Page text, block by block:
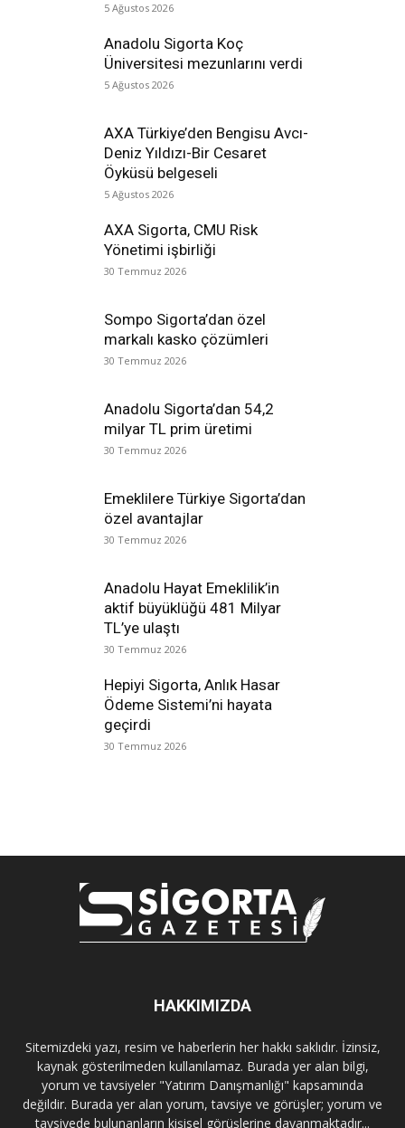
5 Ağustos 2026
Anadolu Sigorta Koç
Üniversitesi mezunlarını verdi
5 Ağustos 2026
AXA Türkiye’den Bengisu Avcı-
Deniz Yıldızı-Bir Cesaret
Öyküsü belgeseli
5 Ağustos 2026
AXA Sigorta, CMU Risk
Yönetimi işbirliği
30 Temmuz 2026
Sompo Sigorta’dan özel
markalı kasko çözümleri
30 Temmuz 2026
Anadolu Sigorta’dan 54,2
milyar TL prim üretimi
30 Temmuz 2026
Emeklilere Türkiye Sigorta’dan
özel avantajlar
30 Temmuz 2026
Anadolu Hayat Emeklilik’in
aktif büyüklüğü 481 Milyar
TL’ye ulaştı
30 Temmuz 2026
Hepiyi Sigorta, Anlık Hasar
Ödeme Sistemi’ni hayata
geçirdi
30 Temmuz 2026
HAKKIMIZDA
Sitemizdeki yazı, resim ve haberlerin her hakkı saklıdır. İzinsiz,
kaynak gösterilmeden kullanılamaz. Burada yer alan bilgi,
yorum ve tavsiyeler "Yatırım Danışmanlığı" kapsamında
değildir. Burada yer alan yorum, tavsiye ve görüşler; yorum ve
tavsiyede bulunanların kişisel görüşlerine dayanmaktadır...